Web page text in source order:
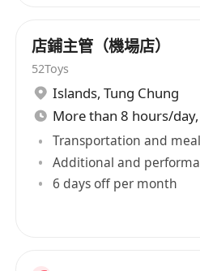
店鋪主管（機場店）
52Toys
Islands, Tung Chung
More than 8 hours/
Transportation and
Additional and
6 days off per month